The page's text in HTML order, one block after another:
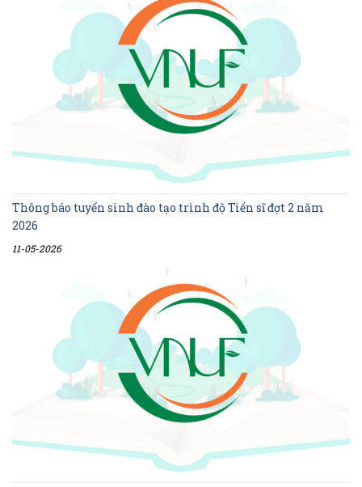
Thông báo tuyển sinh đào tạo trình độ Tiến sĩ đợt 2 năm
2026
11-05-2026